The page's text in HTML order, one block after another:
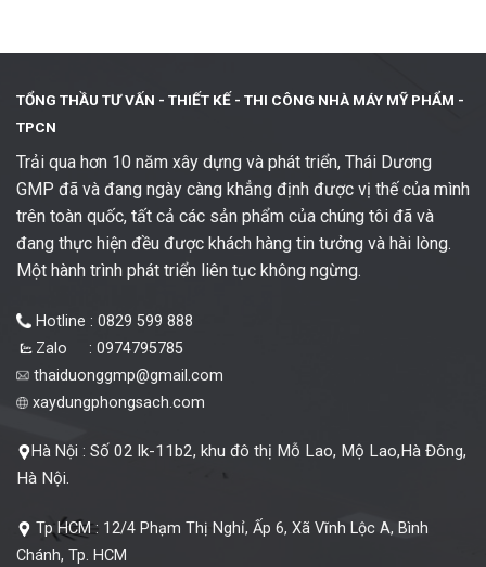
TỔNG THẦU TƯ VẤN - THIẾT KẾ - THI CÔNG NHÀ MÁY MỸ PHẨM -
TPCN
Trải qua hơn 10 năm xây dựng và phát triển, Thái Dương
GMP đã và đang ngày càng khẳng định được vị thế của mình
trên toàn quốc, tất cả các sản phẩm của chúng tôi đã và
đang thực hiện đều được khách hàng tin tưởng và hài lòng.
Một hành trình phát triển liên tục không ngừng.
Hotline : 0829 599 888
Zalo : 0974795785
thaiduonggmp@gmail.com
xaydungphongsach.com
Hà Nội : Số 02 lk-11b2, khu đô thị Mỗ Lao, Mộ Lao,Hà Đông,
Hà Nội.
Tp HCM : 12/4 Phạm Thị Nghỉ, Ấp 6, Xã Vĩnh Lộc A, Bình
Chánh, Tp. HCM